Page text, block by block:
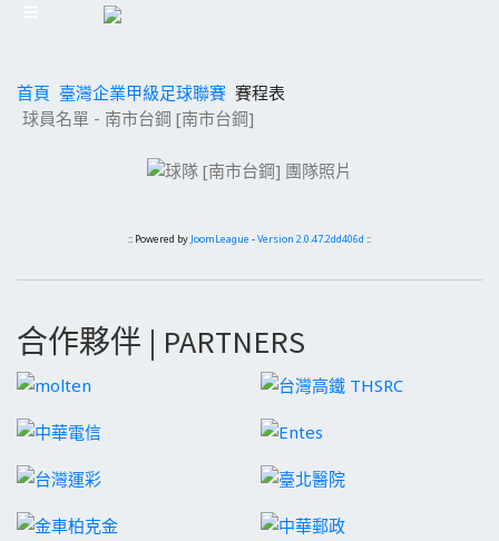
首頁 臺灣企業甲級足球聯賽 賽程表
球員名單 - 南市台鋼 [南市台鋼]
:: Powered by JoomLeague -Version 2.0.47.2dd406d ::
合作夥伴 | PARTNERS